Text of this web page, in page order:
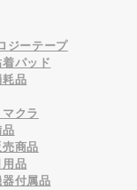
ジーテープ
パッド
品
クラ
商品
品
器付属品